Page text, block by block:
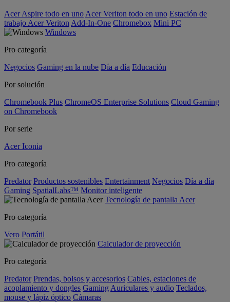
Acer Aspire todo en uno Acer Veriton todo en uno Estación de
trabajo Acer Veriton Add-In-One Chromebox Mini PC
Windows
Pro categoría
Negocios Gaming en la nube Día a día Educación
Por solución
Chromebook Plus ChromeOS Enterprise Solutions Cloud Gaming
on Chromebook
Por serie
Acer Iconia
Pro categoría
Predator Productos sostenibles Entertainment Negocios Día a día
Gaming SpatialLabs™ Monitor inteligente
Tecnología de pantalla Acer
Pro categoría
Vero Portátil
Calculador de proyección
Pro categoría
Predator Prendas, bolsos y accesorios Cables, estaciones de
acoplamiento y dongles Gaming Auriculares y audio Teclados,
mouse y lápiz óptico Cámaras